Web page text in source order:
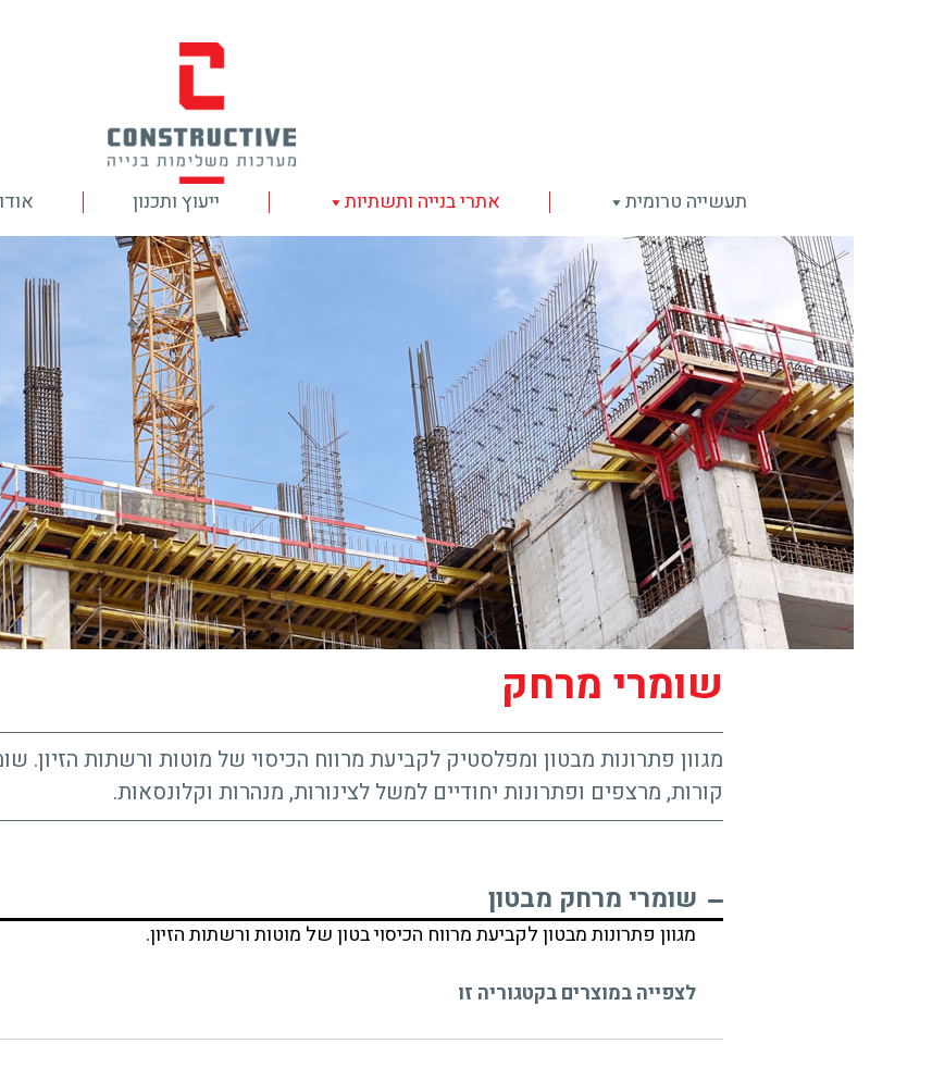
תעשייה טרומית אתרי בנייה ותשתיות ייעוץ ותכנון
שומרי מרחק
מגוון פתרונות מבטון ומפלסטיק לקביעת מרווח הכיסוי של מוטות ורשתות הזיון.
קורות, מרצפים ופתרונות יחודיים למשל לצינורות, מנהרות וקלונסאות.
שומרי מרחק מבטון
מגוון פתרונות מבטון לקביעת מרווח הכיסוי בטון של מוטות ורשתות הזיון.
לצפייה במוצרים בקטגוריה זו